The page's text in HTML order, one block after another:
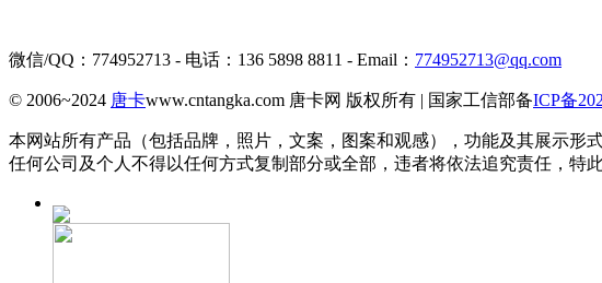
微信/QQ：774952713 - 电话：136 5898 8811 - Email： 774952713@qq.com
© 2006~2024 唐卡www.cntangka.com 唐卡网 版权所有 | 国家工信部备ICP备
本网站所有产品（包括品牌，照片，文案，图案和观感），功能及其展示形
任何公司及个人不得以任何方式复制部分或全部，违者将依法追究责任，特